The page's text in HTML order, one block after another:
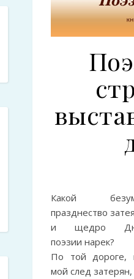
Какой
празднество
и щедро
поэзии нарек?
По той дороге,
мой след затерян,